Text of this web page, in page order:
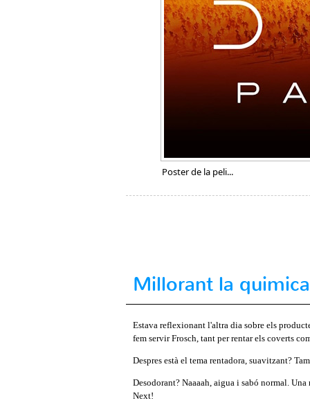
Poster de la peli...
Millorant la
Estava reflexionant l'altra dia sobre els
fem servir Frosch, tant per rentar els coverts
Despres està el tema rentadora, suavitzant?
Desodorant? Naaaah, aigua i sabó normal.
Next!